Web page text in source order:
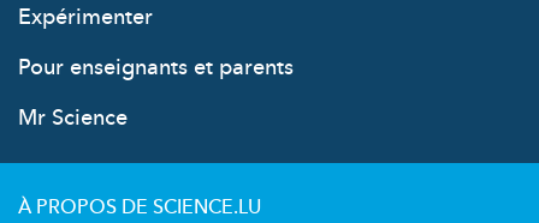
Expérimenter
Pour enseignants et parents
Mr Science
À PROPOS DE SCIENCE.LU